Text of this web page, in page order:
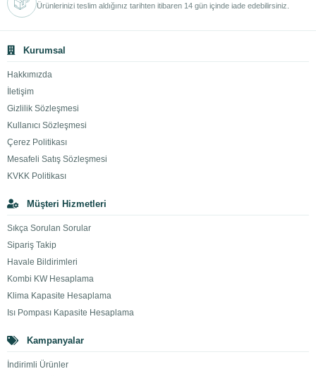
Ürünlerinizi teslim aldığınız tarihten itibaren 14 gün içinde iade edebilirsiniz.
Kurumsal
Hakkımızda
İletişim
Gizlilik Sözleşmesi
Kullanıcı Sözleşmesi
Çerez Politikası
Mesafeli Satış Sözleşmesi
KVKK Politikası
Müşteri Hizmetleri
Sıkça Sorulan Sorular
Sipariş Takip
Havale Bildirimleri
Kombi KW Hesaplama
Klima Kapasite Hesaplama
Isı Pompası Kapasite Hesaplama
Kampanyalar
İndirimli Ürünler